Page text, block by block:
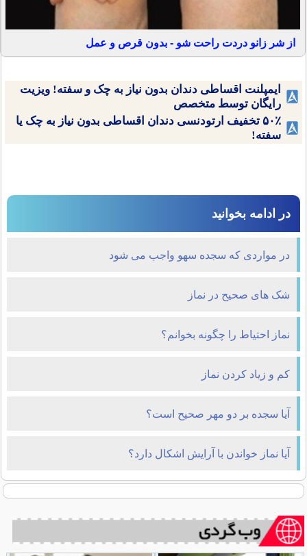
از شر زانو دردت راحت شو - بدون قرص و عمل
ایمپلنت اقساطی دندان بدون نیاز به چک و سفته! ویزیت
رایگان توسط متخصص
۵۰٪ تخفیف ارتودنسی دندان اقساطی بدون نیاز به چک یا
سفته!
در ادامه بخوانید
در مواردی که سجده سهو واجب می شود
شک های صحیح در نماز
نماز احتیاط را چگونه بخوانم؟
کم و زیاد کردن نماز
آیا سجده بر دو مهر صحیح است؟
آیا نماز خواندن با آرایش اشکال دارد؟